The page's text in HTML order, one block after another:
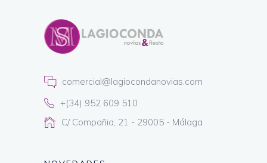
comercial@lagiocondanovias.com
+(34) 952 609 510
C/ Compañia, 21 - 29005 - Málaga